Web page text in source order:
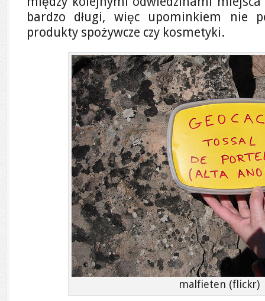
bardzo długi, więc upominkiem nie
produkty spożywcze czy kosmetyki.
malfieten (flickr)